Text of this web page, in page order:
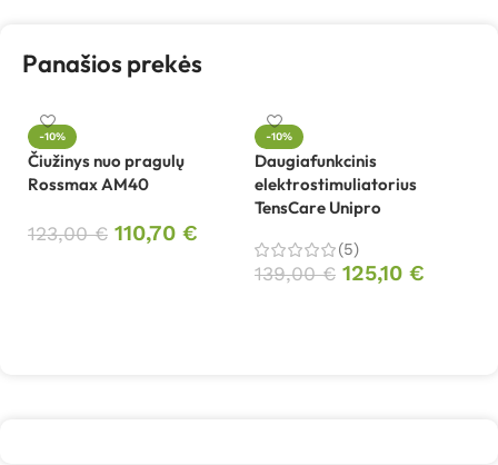
Panašios prekės
-10%
Čiužinys nuo pragulų
Rossmax AM40
123,00€ 110,70 €
-10%
Daugiafunkcinis
elektrostimuliatorius
TensCare Unipro
(5)
139,00€ 125,10 €